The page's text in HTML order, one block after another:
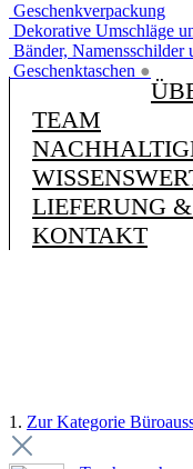
Geschenkverpackung
Dekorative Umschläge
Bänder, Namensschilder
Geschenktaschen ●
TEAM
LIEFERUNG
KONTAKT
1. Zur Kategorie